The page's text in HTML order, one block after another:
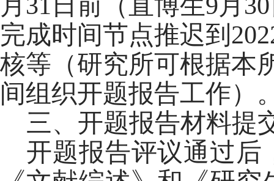
完成时间节点推迟到
核等（研究所可根据本
间组织开题报告工作）
三、开题报告材料提
开题报告评议通过后